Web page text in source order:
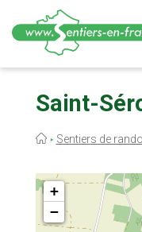
contenuSaint-
Fil
Sentiers de
+
−